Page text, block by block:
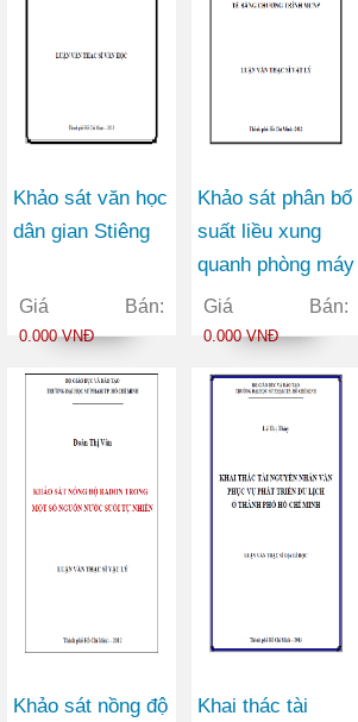
Khảo sát văn học
dân gian Stiêng
Giá Bán:
0.000 VNĐ
Khảo sát phân bố
suất liều xung
quanh phòng máy
X quang chẩn
đoán y tế bằng
MCNP
Giá Bán:
0.000 VNĐ
Khảo sát nồng độ
Khai thác tài